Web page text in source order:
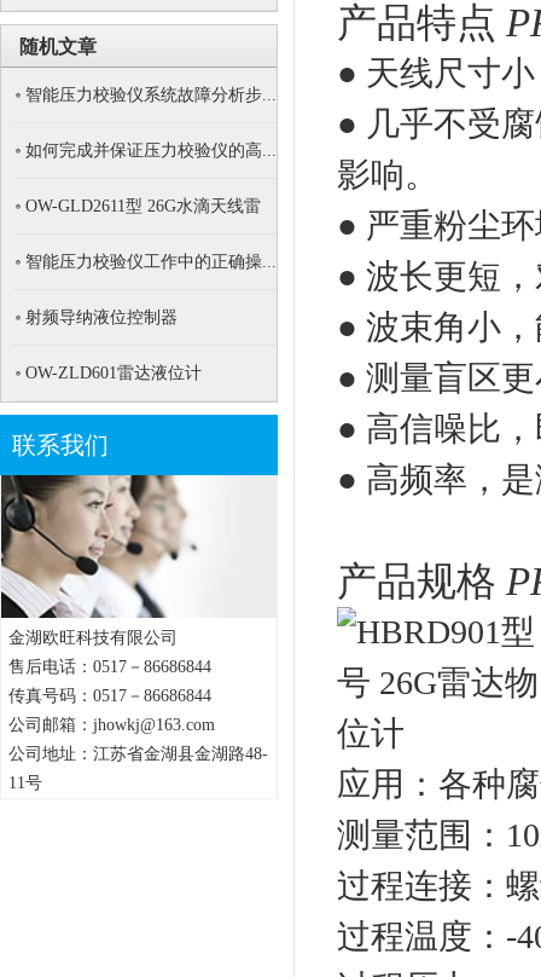
随机文章
智能压力校验仪系统故障分析步...
如何完成并保证压力校验仪的高...
OW-GLD2611型 26G水滴天线雷
智能压力校验仪工作中的正确操...
射频导纳液位控制器
OW-ZLD601雷达液位计
联系我们
金湖欧旺科技有限公司
售后电话：0517－86686844
传真号码：0517－86686844
公司邮箱：jhowkj@163.com
公司地址：江苏省金湖县金湖路48-
11号
产品特点
● 天线尺寸
● 几乎不受
影响。
● 严重粉尘
● 波长更短
● 波束角小
● 测量盲区
● 高信噪比
● 高频率，
产品规格
应用：各种
测量范围：
过程连接：
过程温度：-